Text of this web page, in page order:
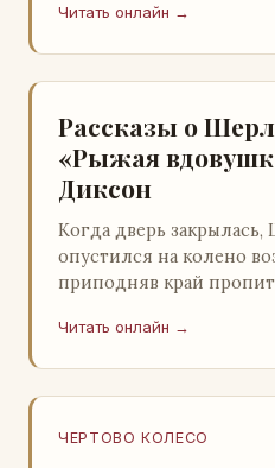
легального ко…
Читать онлайн →
Рассказы о
«Рыжая
Диксон
Когда дверь
опустился на колено
приподняв край
скрывался под ним…
Читать онлайн →
ЧЕРТОВО КОЛЕСО